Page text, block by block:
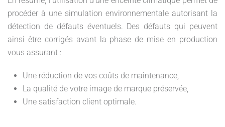
procéder à une simulation environnementale autorisant la
détection de défauts éventuels. Des défauts qui peuvent
ainsi être corrigés avant la phase de mise en production
vous assurant :
Une réduction de vos coûts de maintenance,
La qualité de votre image de marque préservée,
Une satisfaction client optimale.